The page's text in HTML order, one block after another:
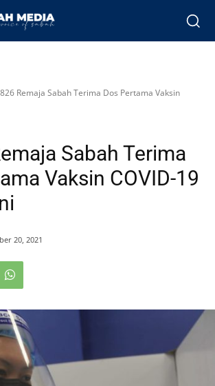
Remaja Sabah Terima Dos Pertama Vaksin
Sabah Terima
Vaksin COVID-19
20, 2021